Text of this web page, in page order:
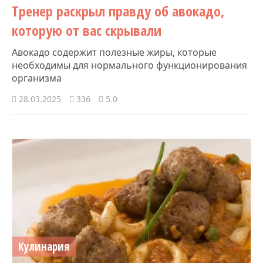
Тренер раскрыл правду об авокадо,
которую от вас скрывали
Авокадо содержит полезные жиры, которые
необходимы для нормального функционирования
организма
28.03.2025 336 5.0
Кулинария